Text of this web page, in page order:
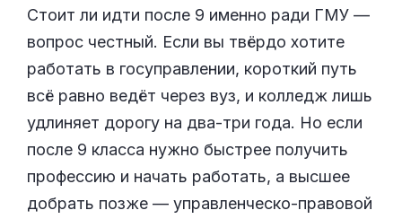
Стоит ли идти после 9 именно ради ГМУ —
вопрос честный. Если вы твёрдо хотите
работать в госуправлении, короткий путь
всё равно ведёт через вуз, и колледж лишь
удлиняет дорогу на два-три года. Но если
после 9 класса нужно быстрее получить
профессию и начать работать, а высшее
добрать позже — управленческо-правовой